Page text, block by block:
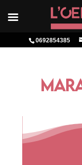
0692854385